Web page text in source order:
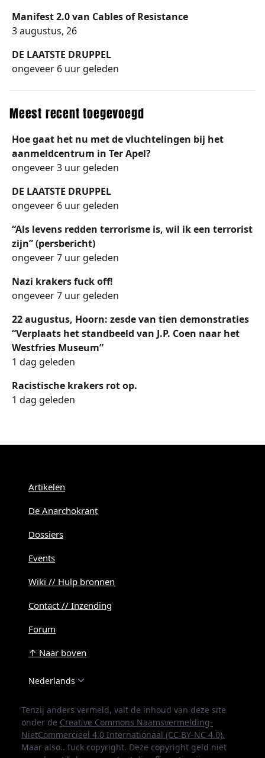
Manifest 2.0 van Cables of Resistance
3 augustus, 26
DE LAATSTE DRUPPEL
ongeveer 6 uur geleden
Meest recent toegevoegd
Hoe gaat het nu met de vluchtelingen bij het
aanmeldcentrum in Ter Apel?
ongeveer 3 uur geleden
DE LAATSTE DRUPPEL
ongeveer 6 uur geleden
“Als levens redden terrorisme is, wil ik een terrorist
zijn” (persbericht)
ongeveer 7 uur geleden
Nazi krakers fuck off!
ongeveer 7 uur geleden
22 augustus, Hoorn: zesde van tien demonstraties
“Verplaats het standbeeld van J.P. Coen naar het
Westfries Museum”
1 dag geleden
Racistische krakers rot op.
1 dag geleden
Artikelen
De Anarchokrant
Dossiers
Events
Wiki // Hulp bronnen
Contact // Inzending
Forum
↑ Naar boven
Nederlands
Tenzij anders vermeld, valt de inhoud van deze site
onder de Creative Commons Naamsvermelding-
NietCommercieel 4.0 Internationaal (CC BY-NC 4.0).
Maar also.. fuck copyright. Deze copyright geld niet